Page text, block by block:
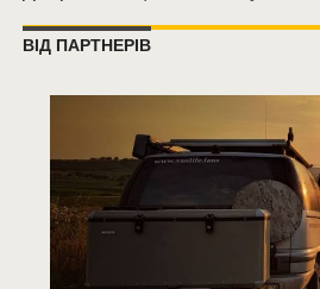
ВІД ПАРТНЕРІВ